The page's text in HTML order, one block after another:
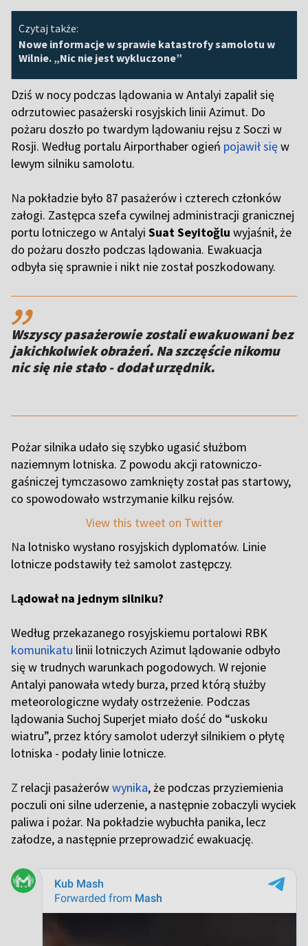
Czytaj także:
Nowe informacje w sprawie katastrofy samolotu w
Wilnie. „Nic nie jest wykluczone”
Dziś w nocy podczas lądowania w Antalyi zapalił się
odrzutowiec pasażerski rosyjskich linii Azimut. Do
pożaru doszło po twardym lądowaniu rejsu z Soczi w
Rosji. Według portalu Airporthaber ogień pojawił sięw
lewym silniku samolotu.
Na pokładzie było 87 pasażerów i czterech członków
załogi. Zastępca szefa cywilnej administracji granicznej
portu lotniczego w Antalyi Suat Seyitoğlu wyjaśnił, że
do pożaru doszło podczas lądowania. Ewakuacja
odbyła się sprawnie i nikt nie został poszkodowany.
,,
Wszyscy pasażerowie zostali ewakuowani bez
jakichkolwiek obrażeń. Na szczęście nikomu
nic się nie stało - dodał urzędnik.
Pożar silnika udało się szybko ugasić służbom
naziemnym lotniska. Z powodu akcji ratowniczo-
gaśniczej tymczasowo zamknięty został pas startowy,
co spowodowało wstrzymanie kilku rejsów.
View this tweet on Twitter
Na lotnisko wysłano rosyjskich dyplomatów. Linie
lotnicze podstawiły też samolot zastępczy.
Lądował na jednym silniku?
Według przekazanego rosyjskiemu portalowi RBK
komunikatu linii lotniczych Azimut lądowanie odbyło
się w trudnych warunkach pogodowych. W rejonie
Antalyi panowała wtedy burza, przed którą służby
meteorologiczne wydały ostrzeżenie. Podczas
lądowania Suchoj Superjet miało dość do “uskoku
wiatru”, przez który samolot uderzył silnikiem o płytę
lotniska - podały linie lotnicze.
Z relacji pasażerówwynika, że podczas przyziemienia
poczuli oni silne uderzenie, a następnie zobaczyli wyciek
paliwa i pożar. Na pokładzie wybuchła panika, lecz
załodze, a następnie przeprowadzić ewakuację.